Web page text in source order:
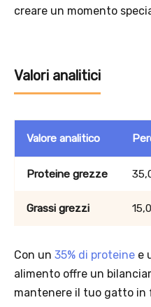
creare un momento
Valori analitici
Valore analitico
Proteine grezze
Grassi grezzi
Con un 35% di proteine e
alimento offre un
mantenere il tuo gatto in